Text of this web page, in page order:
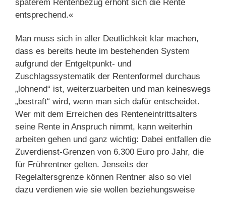
späterem Rentenbezug erhöht sich die Rente
entsprechend.«
Man muss sich in aller Deutlichkeit klar machen,
dass es bereits heute im bestehenden System
aufgrund der Entgeltpunkt- und
Zuschlagssystematik der Rentenformel durchaus
„lohnend“ ist, weiterzuarbeiten und man keineswegs
„bestraft“ wird, wenn man sich dafür entscheidet.
Wer mit dem Erreichen des Renteneintrittsalters
seine Rente in Anspruch nimmt, kann weiterhin
arbeiten gehen und ganz wichtig: Dabei entfallen die
Zuverdienst-Grenzen von 6.300 Euro pro Jahr, die
für Frührentner gelten. Jenseits der
Regelaltersgrenze können Rentner also so viel
dazu verdienen wie sie wollen beziehungsweise